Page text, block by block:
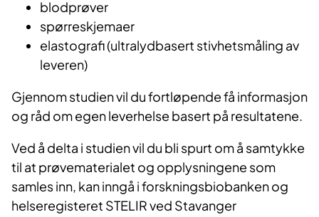
blodprøver
spørreskjemaer
elastografi (ultralydbasert stivhetsmåling av
leveren)
Gjennom studien vil du fortløpende få informasjon
og råd om egen leverhelse basert på resultatene.
Ved å delta i studien vil du bli spurt om å samtykke
til at prøvematerialet og opplysningene som
samles inn, kan inngå i forskningsbiobanken og
helseregisteret STELIR ved Stavanger